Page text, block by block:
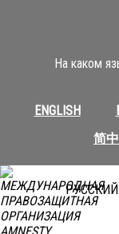
На каком
ENGLISH
简中
РУССКИЙ